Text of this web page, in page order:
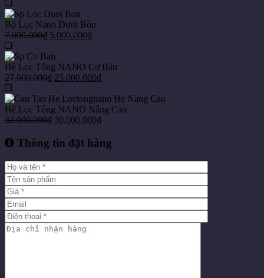
Bộ Lọc Nano Dưới Bồn
7.000.000₫ 5.000.000₫
Hệ Lọc Tổng NANO Cơ Bản
27.000.000₫ 25.000.000₫
Hệ Lọc Tổng NANO Nâng Cao
32.000.000₫ 30.000.000₫
Thông tin đặt hàng